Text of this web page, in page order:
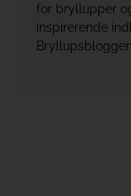
for bryllupper
inspirerende
Bryllupsbloggen.